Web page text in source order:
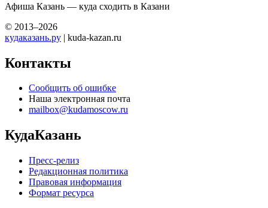
Афиша Казань — куда сходить в Казани
© 2013–2026
кудаказань.ру | kuda-kazan.ru
Контакты
Сообщить об ошибке
Наша электронная почта
mailbox@kudamoscow.ru
КудаКазань
Пресс-релиз
Редакционная политика
Правовая информация
Формат ресурса